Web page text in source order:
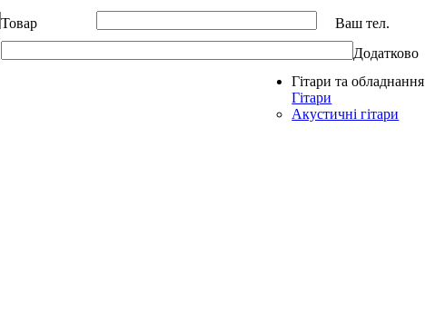
Товар
Ваш тел.
Додатково
Allegro - Music: Музичні інструменти в Україні
Гітари та обладнання
Гітари
Акустичні гітари